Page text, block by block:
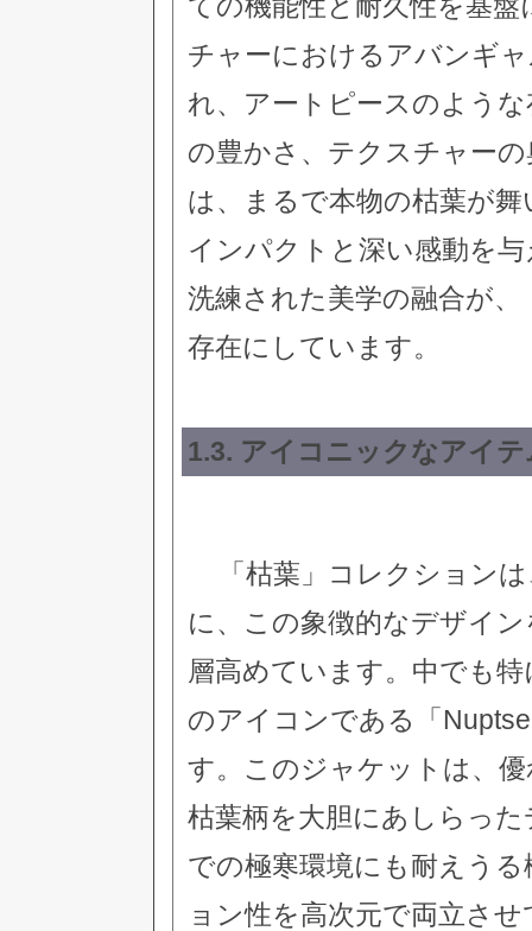
チャーにおけるアバンギ
れ、アートピースのよう
の豊かさ、テクスチャー
は、まるで本物の枯葉が
インパクトと深い感動を
洗練された美学の融合が
存在にしています。
1.3. アイコニックなアイ
「枯葉」コレクション
に、この象徴的なデザイ
層高めています。中でも
のアイコンである「
す。このジャケットは、
枯葉柄を大胆にあしらっ
での極寒環境にも耐えう
ョン性を高次元で両立さ